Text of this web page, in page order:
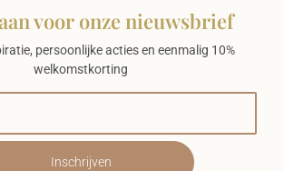
voor onze nieuwsbrief
persoonlijke acties en eenmalig 10%
welkomstkorting
Inschrijven